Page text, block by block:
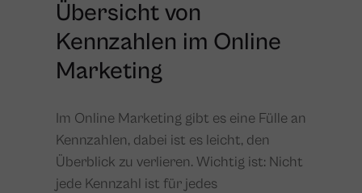
Übersicht von
Kennzahlen im Online
Marketing
Im Online Marketing gibt es eine Fülle an
Kennzahlen, dabei ist es leicht, den
Überblick zu verlieren. Wichtig ist: Nicht
jede Kennzahl ist für jedes